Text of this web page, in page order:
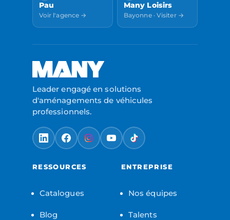
Pau
Voir l'agence →
Many Loisirs
Bayonne · Visiter →
Leader engagé en solutions
d'aménagements de véhicules
professionnels.
RESSOURCES
Catalogues
Blog
ENTREPRISE
Nos équipes
Talents